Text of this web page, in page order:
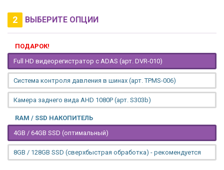
2 ВЫБЕРИТЕ ОПЦИИ
ПОДАРОК!
Full HD видеорегистратор с ADAS (арт. DVR-010)
Система контроля давления в шинах (арт. TPMS-006)
Камера заднего вида AHD 1080P (арт. S303b)
RAM / SSD НАКОПИТЕЛЬ
4GB / 64GB SSD (оптимальный)
8GB / 128GB SSD (сверхбыстрая обработка) - рекомендуется